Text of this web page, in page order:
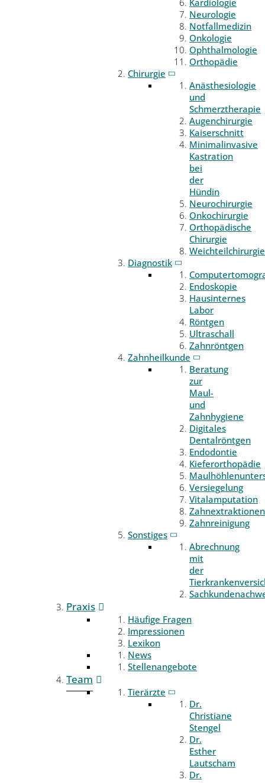
Neurologie
Notfallmedizin
Onkologie
Ophthalmologie
Orthopädie
Chirurgie
Anästhesiologie
und
Schmerztherapie
Augenchirurgie
Kaiserschnitt
Minimalinvasive
Kastration
bei
der
Hündin
Neurochirurgie
Onkochirurgie
Orthopädische
Chirurgie
Weichteilchirurgie
Diagnostik
Endoskopie
Hausinternes
Labor
Röntgen
Ultraschall
Zahnröntgen
Zahnheilkunde
Beratung
zur
Maul-
und
Zahnhygiene
Digitales
Dentalröntgen
Endodontie
Kieferorthopädie
Versiegelung
Vitalamputation
Zahnextraktionen
Zahnreinigung
Sonstiges
Abrechnung
mit
der
Praxis
Häufige Fragen
Impressionen
Lexikon
News
Stellenangebote
Team
Tierärzte
Dr.
Christiane
Stengel
Dr.
Esther
Lautscham
Dr.